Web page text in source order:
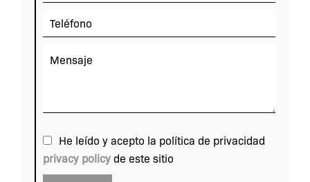
He leído y acepto la política de privacidad
privacy policy de este sitio